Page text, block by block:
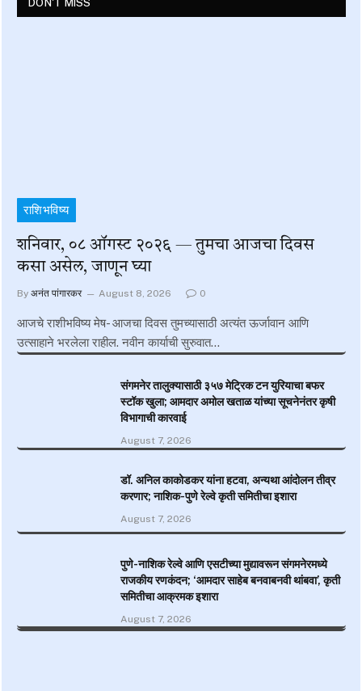
DON'T MISS
राशिभविष्य
शनिवार, ०८ ऑगस्ट २०२६ — तुमचा आजचा दिवस
कसा असेल, जाणून घ्या
By अनंत पांगारकर August 8, 2026 0
आजचे राशीभविष्य मेष- आजचा दिवस तुमच्यासाठी अत्यंत ऊर्जावान आणि
उत्साहाने भरलेला राहील. नवीन कार्याची सुरुवात…
संगमनेर तालुक्यासाठी ३५७ मेट्रिक टन युरियाचा बफर
स्टॉक खुला; आमदार अमोल खताळ यांच्या सूचनेनंतर कृषी
विभागाची कारवाई
August 7, 2026
डॉ. अनिल काकोडकर यांना हटवा, अन्यथा आंदोलन तीव्र
करणार; नाशिक-पुणे रेल्वे कृती समितीचा इशारा
August 7, 2026
पुणे-नाशिक रेल्वे आणि एसटीच्या मुद्यावरून संगमनेरमध्ये
राजकीय रणकंदन; ‘आमदार साहेब बनवाबनवी थांबवा’, कृती
समितीचा आक्रमक इशारा
August 7, 2026